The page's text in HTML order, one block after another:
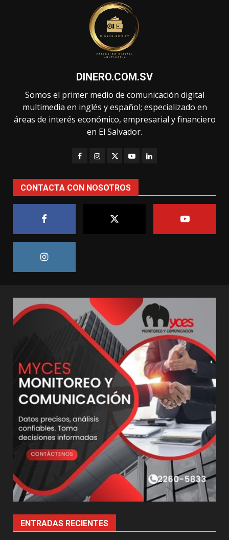
DINERO.COM.SV
Somos el primer medio de comunicación digital
multimedia en inglés y español; especializado en
áreas de interés económico, empresarial y financiero
en El Salvador.
CONTACTA CON NOSOTROS
ENTRADAS RECIENTES